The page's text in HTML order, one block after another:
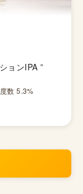
ョンIPA ”
数 5.3%